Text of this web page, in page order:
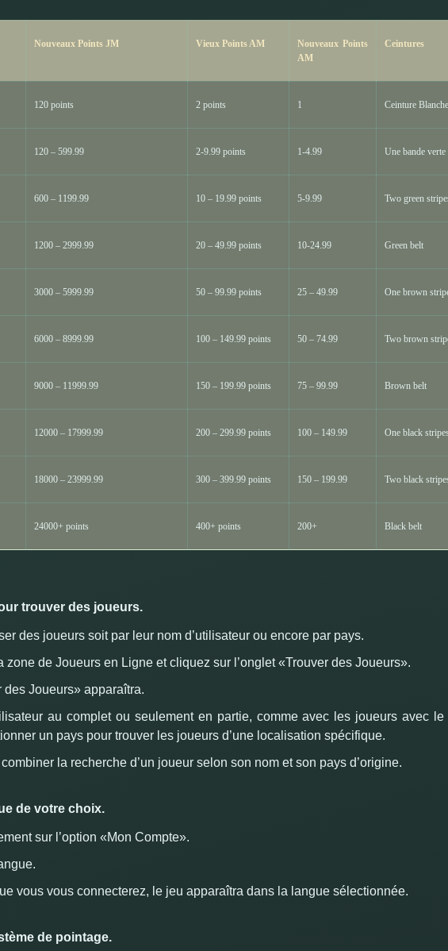
Nouveaux Points JM Vieux Points AM
Nouveaux Points
AM
Ceintures
120 points 2 points 1 Ceinture Blanche
120 – 599.99 2-9.99 points 1-4.99 Une bande
600 – 1199.99 10 – 19.99 points 5-9.99 Two green
1200 – 2999.99 20 – 49.99 points 10-24.99 Green belt
3000 – 5999.99 50 – 99.99 points 25 – 49.99 One brown
6000 – 8999.99 100 – 149.99 points 50 – 74.99 Two brown
9000 – 11999.99 150 – 199.99 points 75 – 99.99 Brown belt
12000 – 17999.99 200 – 299.99 points 100 – 149.99 One black
18000 – 23999.99 300 – 399.99 points 150 – 199.99 Two black
24000+ points 400+ points 200+ Black belt
trouver des joueurs.
des joueurs soit par leur nom d’utilisateur ou encore par pays.
zone de Joueurs en Ligne et cliquez sur l’onglet «Trouver des Joueurs».
des Joueurs» apparaîtra.
au complet ou seulement en partie, comme avec les joueurs avec le
un pays pour trouver les joueurs d’une localisation spécifique.
la recherche d’un joueur selon son nom et son pays d’origine.
de votre choix.
sur l’option «Mon Compte».
vous vous connecterez, le jeu apparaîtra dans la langue sélectionnée.
de pointage.